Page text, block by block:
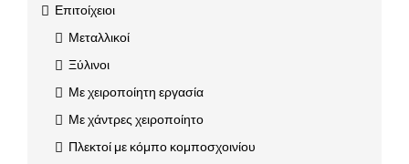
Επιτοίχειοι
Μεταλλικοί
Ξύλινοι
Με χειροποίητη εργασία
Με χάντρες χειροποίητο
Πλεκτοί με κόμπο κομποσχοινίου